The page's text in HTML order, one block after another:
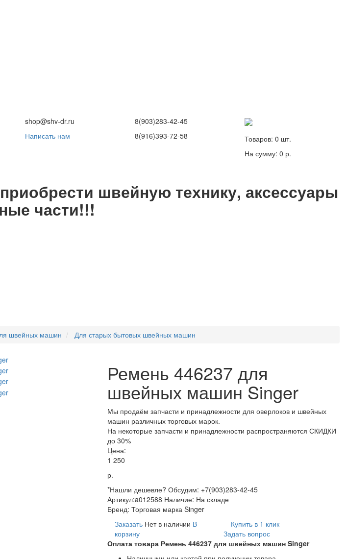
shop@shv-dr.ru
Написать нам
8(903)283-42-45
8(916)393-72-58
Товаров: 0 шт.
На сумму: 0 р.
швейную технику, аксессуары
части!!!
швейных машин Для старых бытовых швейных машин
Ремень 446237 для
швейных машин Singer
Мы продаём запчасти и принадлежности для оверлоков и швейных
машин различных торговых марок.
На некоторые запчасти и принадлежности распространяются СКИДКИ
до 30%
Цена:
1 250
р.
*Нашли дешевле? Обсудим: +7(903)283-42-45
Артикул:a012588 Наличие: На складе
Бренд: Торговая марка Singer
Заказать Нет в наличии В
корзину
Купить в 1 клик
Задать вопрос
Оплата товара Ремень 446237 для швейных машин Singer